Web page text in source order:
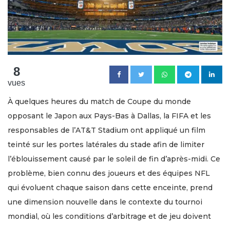
8
vues
À quelques heures du match de Coupe du monde
opposant le Japon aux Pays-Bas à Dallas, la FIFA et les
responsables de l’AT&T Stadium ont appliqué un film
teinté sur les portes latérales du stade afin de limiter
l’éblouissement causé par le soleil de fin d’après-midi. Ce
problème, bien connu des joueurs et des équipes NFL
qui évoluent chaque saison dans cette enceinte, prend
une dimension nouvelle dans le contexte du tournoi
mondial, où les conditions d’arbitrage et de jeu doivent